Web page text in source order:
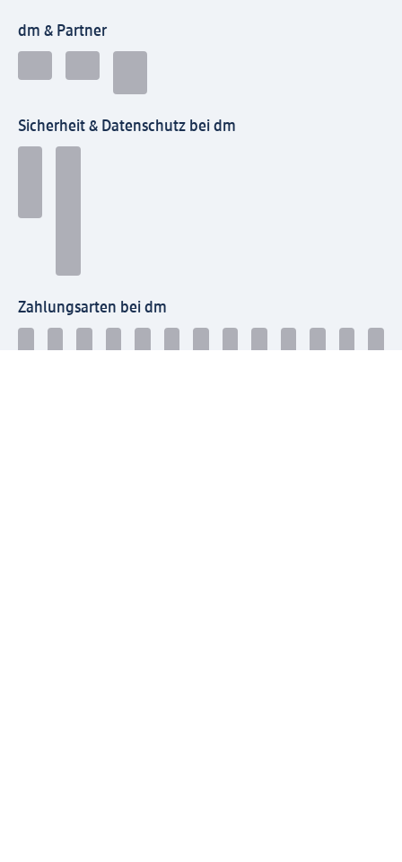
dm & Partner
Sicherheit & Datenschutz bei dm
Zahlungsarten bei dm